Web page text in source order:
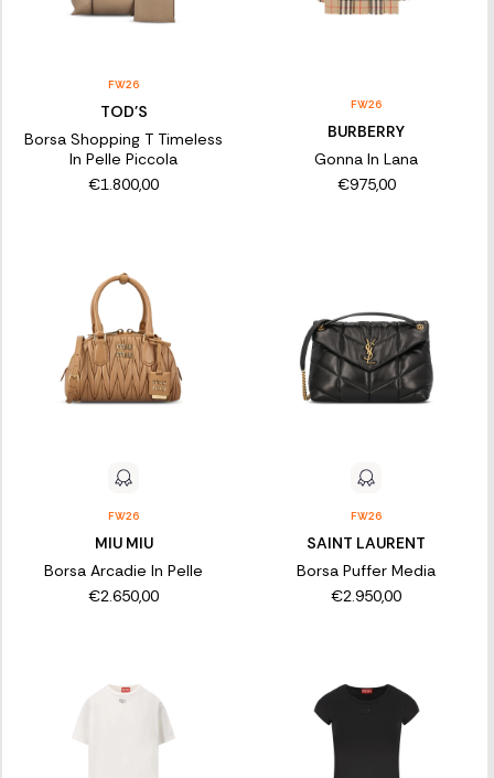
FW26
TOD'S
Borsa Shopping T Timeless
In Pelle Piccola
€1.800,00
FW26
BURBERRY
Gonna In Lana
€975,00
FW26
MIU MIU
Borsa Arcadie In Pelle
€2.650,00
FW26
SAINT LAURENT
Borsa Puffer Media
€2.950,00